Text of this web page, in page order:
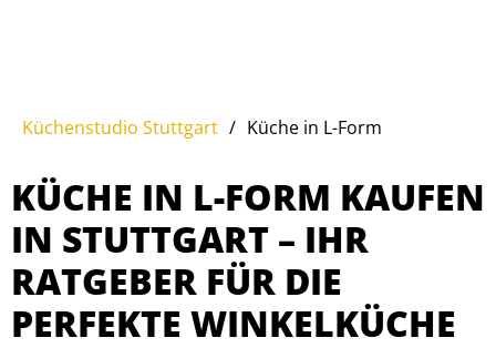
Küchenstudio Stuttgart / Küche in L-Form
KÜCHE IN L-FORM KAUFEN
IN STUTTGART – IHR
RATGEBER FÜR DIE
PERFEKTE WINKELKÜCHE